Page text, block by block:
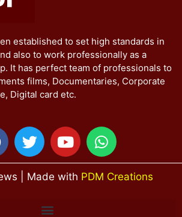
established to set high standards in
also to work professionally as a
It has perfect team of professionals to
films, Documentaries, Corporate
Digital card etc.
| Made with PDM Creations